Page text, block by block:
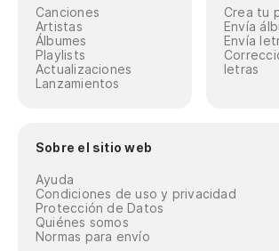
Canciones
Artistas
Álbumes
Playlists
Actualizaciones
Lanzamientos
Crea tu
Envía
Envía
letras
Sobre el sitio web
Ayuda
Condiciones de uso y privacidad
Protección de Datos
Quiénes somos
Normas para envío